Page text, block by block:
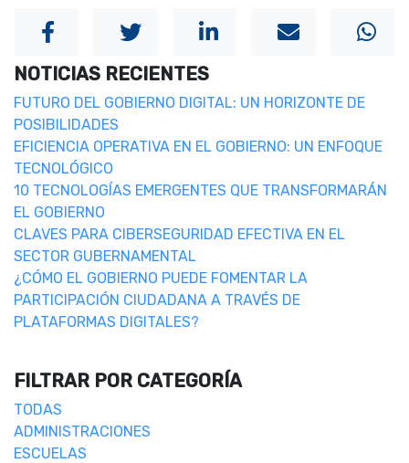
NOTICIAS RECIENTES
FUTURO DEL GOBIERNO DIGITAL: UN HORIZONTE DE
POSIBILIDADES
EFICIENCIA OPERATIVA EN EL GOBIERNO: UN ENFOQUE
TECNOLÓGICO
10 TECNOLOGÍAS EMERGENTES QUE TRANSFORMARÁN
EL GOBIERNO
CLAVES PARA CIBERSEGURIDAD EFECTIVA EN EL
SECTOR GUBERNAMENTAL
¿CÓMO EL GOBIERNO PUEDE FOMENTAR LA
PARTICIPACIÓN CIUDADANA A TRAVÉS DE
PLATAFORMAS DIGITALES?
FILTRAR POR CATEGORÍA
TODAS
ADMINISTRACIONES
ESCUELAS